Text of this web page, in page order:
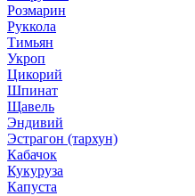
Розмарин
Руккола
Тимьян
Укроп
Цикорий
Шпинат
Щавель
Эндивий
Эстрагон (тархун)
Кабачок
Кукуруза
Капуста